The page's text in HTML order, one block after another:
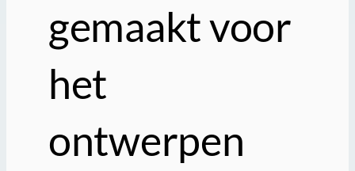
gemaakt voor
het
ontwerpen